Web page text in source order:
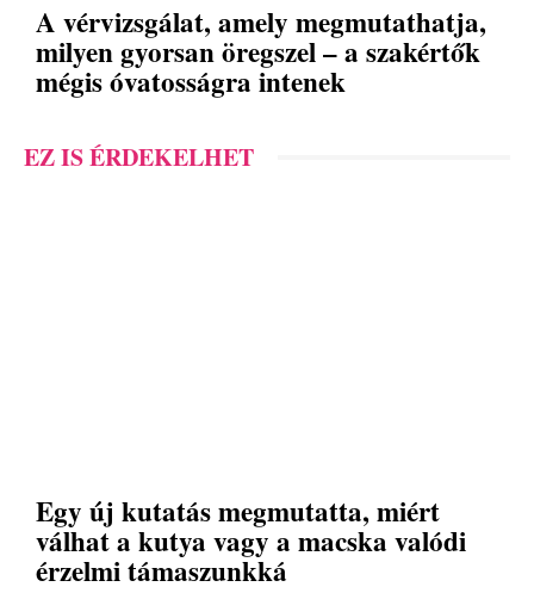
A vérvizsgálat, amely megmutathatja,
milyen gyorsan öregszel – a szakértők
mégis óvatosságra intenek
EZ IS ÉRDEKELHET
Egy új kutatás megmutatta, miért
válhat a kutya vagy a macska valódi
érzelmi támaszunkká